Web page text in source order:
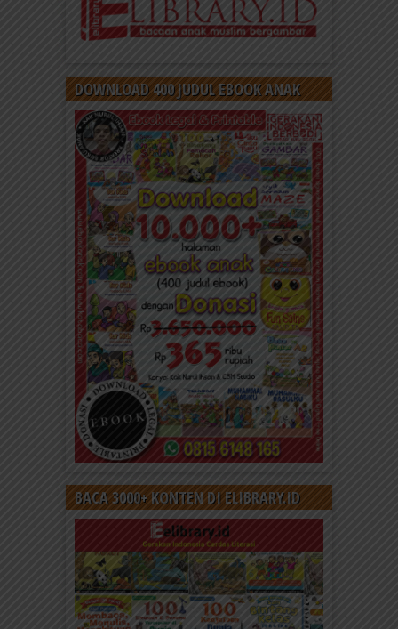
DOWNLOAD 400 JUDUL EBOOK ANAK
BACA 3000+ KONTEN DI ELIBRARY.ID